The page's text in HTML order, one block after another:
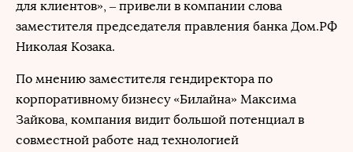
для клиентов», – привели в компании слова
заместителя председателя правления банка Дом.РФ
Николая Козака.
По мнению заместителя гендиректора по
корпоративному бизнесу «Билайна» Максима
Зайкова, компания видит большой потенциал в
совместной работе над технологией